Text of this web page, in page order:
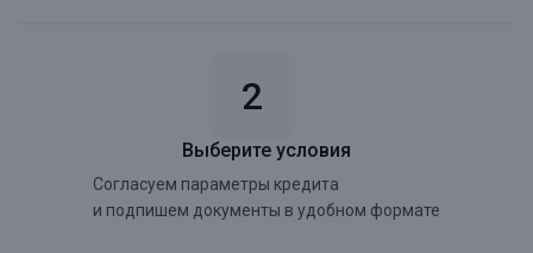
Выберите условия
Согласуем параметры кредита
и подпишем документы в удобном формате